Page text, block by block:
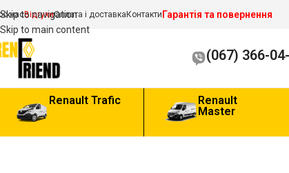
Skip to navigation
Skip to main content
насВідгукиОплата і доставка КонтактиГарантія та повернення
(067) 366-
Renault Trafic
Renault
Master